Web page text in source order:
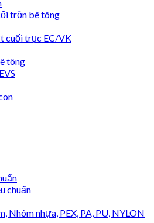
trộn bê tông
cuối trục EC/VK
tông
chuẩn
Nhôm nhựa, PEX, PA, PU, NYLON